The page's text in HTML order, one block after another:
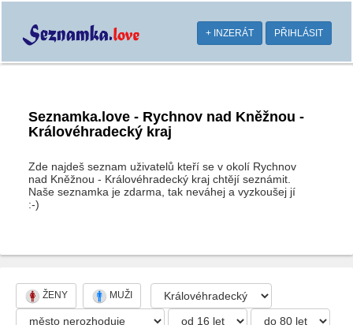
+ INZERÁT PŘIHLÁSIT
Seznamka.love - Rychnov nad Kněžnou -
Královéhradecký kraj
Zde najdeš seznam uživatelů kteří se v okolí Rychnov
nad Kněžnou - Královéhradecký kraj chtějí seznámit.
Naše seznamka je zdarma, tak neváhej a vyzkoušej jí
:-)
ŽENY MUŽI